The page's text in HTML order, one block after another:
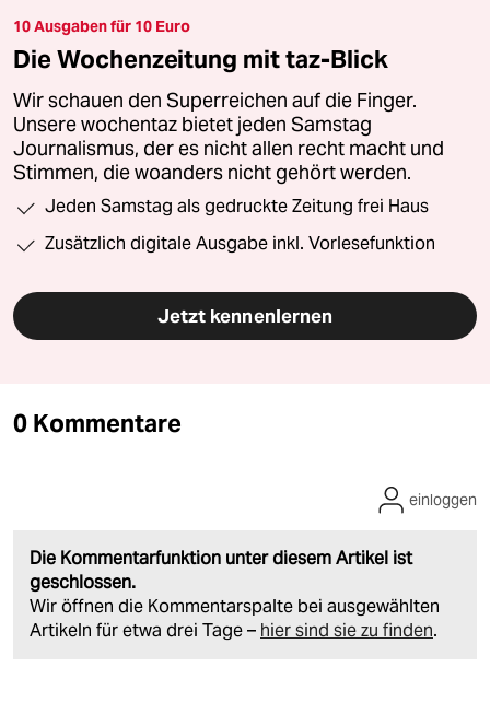
10 Ausgaben für 10 Euro
Die Wochenzeitung mit taz-Blick
Wir schauen den Superreichen auf die Finger.
Unsere wochentaz bietet jeden Samstag
Journalismus, der es nicht allen recht macht und
Stimmen, die woanders nicht gehört werden.
Jeden Samstag als gedruckte Zeitung frei Haus
Zusätzlich digitale Ausgabe inkl. Vorlesefunktion
Jetzt kennenlernen
0 Kommentare
Die Kommentarfunktion unter diesem Artikel ist
geschlossen.
Wir öffnen die Kommentarspalte bei ausgewählten
Artikeln für etwa drei Tage – hier sind sie zu finden.
einloggen